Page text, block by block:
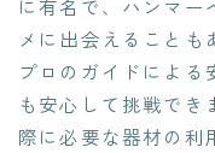
に有名で、ハンマー
メに出会えることも
プロのガイドによる
も安心して挑戦でき
際に必要な器材の利